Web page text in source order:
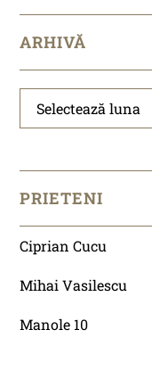
ARHIVĂ
Arhivă
PRIETENI
Ciprian Cucu
Mihai Vasilescu
Manole 10